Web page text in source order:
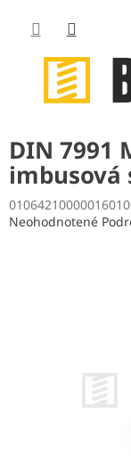
obsah
DIN 7991
imbusová
Priemerné
Neohodnotené